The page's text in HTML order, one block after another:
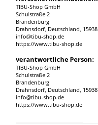
TIBU-Shop GmbH
Schulstraße 2
Brandenburg
Drahnsdorf, Deutschland, 15938
info@tibu-shop.de
https://www.tibu-shop.de
verantwortliche Person:
TIBU-Shop GmbH
Schulstraße 2
Brandenburg
Drahnsdorf, Deutschland, 15938
info@tibu-shop.de
https://www.tibu-shop.de